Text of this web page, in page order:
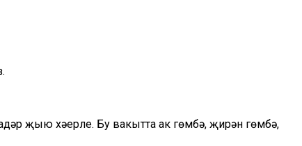
җыю хәерле. Бу вакытта ак гөмбә, җирән гөмбә,